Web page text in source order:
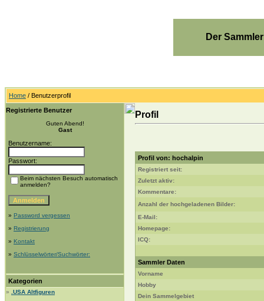
Der
Home / Benutzerprofil
Registrierte Benutzer
Guten Abend!
Gast
Benutzername:
Passwort:
Beim nächsten Besuch automatisch
anmelden?
» Password vergessen
» Registrierung
» Kontakt
» Schlüsselwörter/Suchwörter:
Kategorien
»
.USA Altfiguren
Profil
Profil von: hochalpin
Registriert seit:
Zuletzt aktiv:
Kommentare:
Anzahl der hochgeladenen Bilder:
E-Mail:
Homepage:
ICQ:
Sammler Daten
Vorname
Hobby
Dein Sammelgebiet